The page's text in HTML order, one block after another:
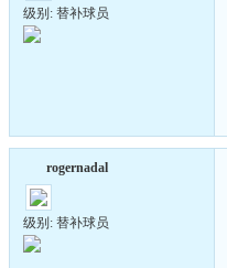
级别: 替补球员
rogernadal
级别: 替补球员